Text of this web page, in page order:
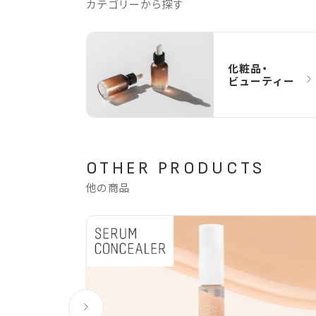
カテゴリーから探す
化粧品・
ビューティー
OTHER PRODUCTS
他の商品